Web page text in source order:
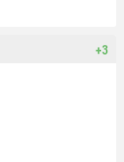
+3